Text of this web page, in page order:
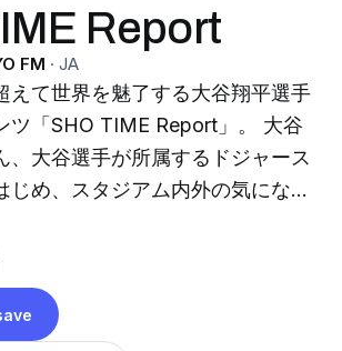
Report
FM · JA
えて世界を魅了する大谷翔平選手
ツ「SHO TIME Report」。 大谷
、大谷選手が所属するドジャース
じめ、スタジアム内外の気になる
いきます。